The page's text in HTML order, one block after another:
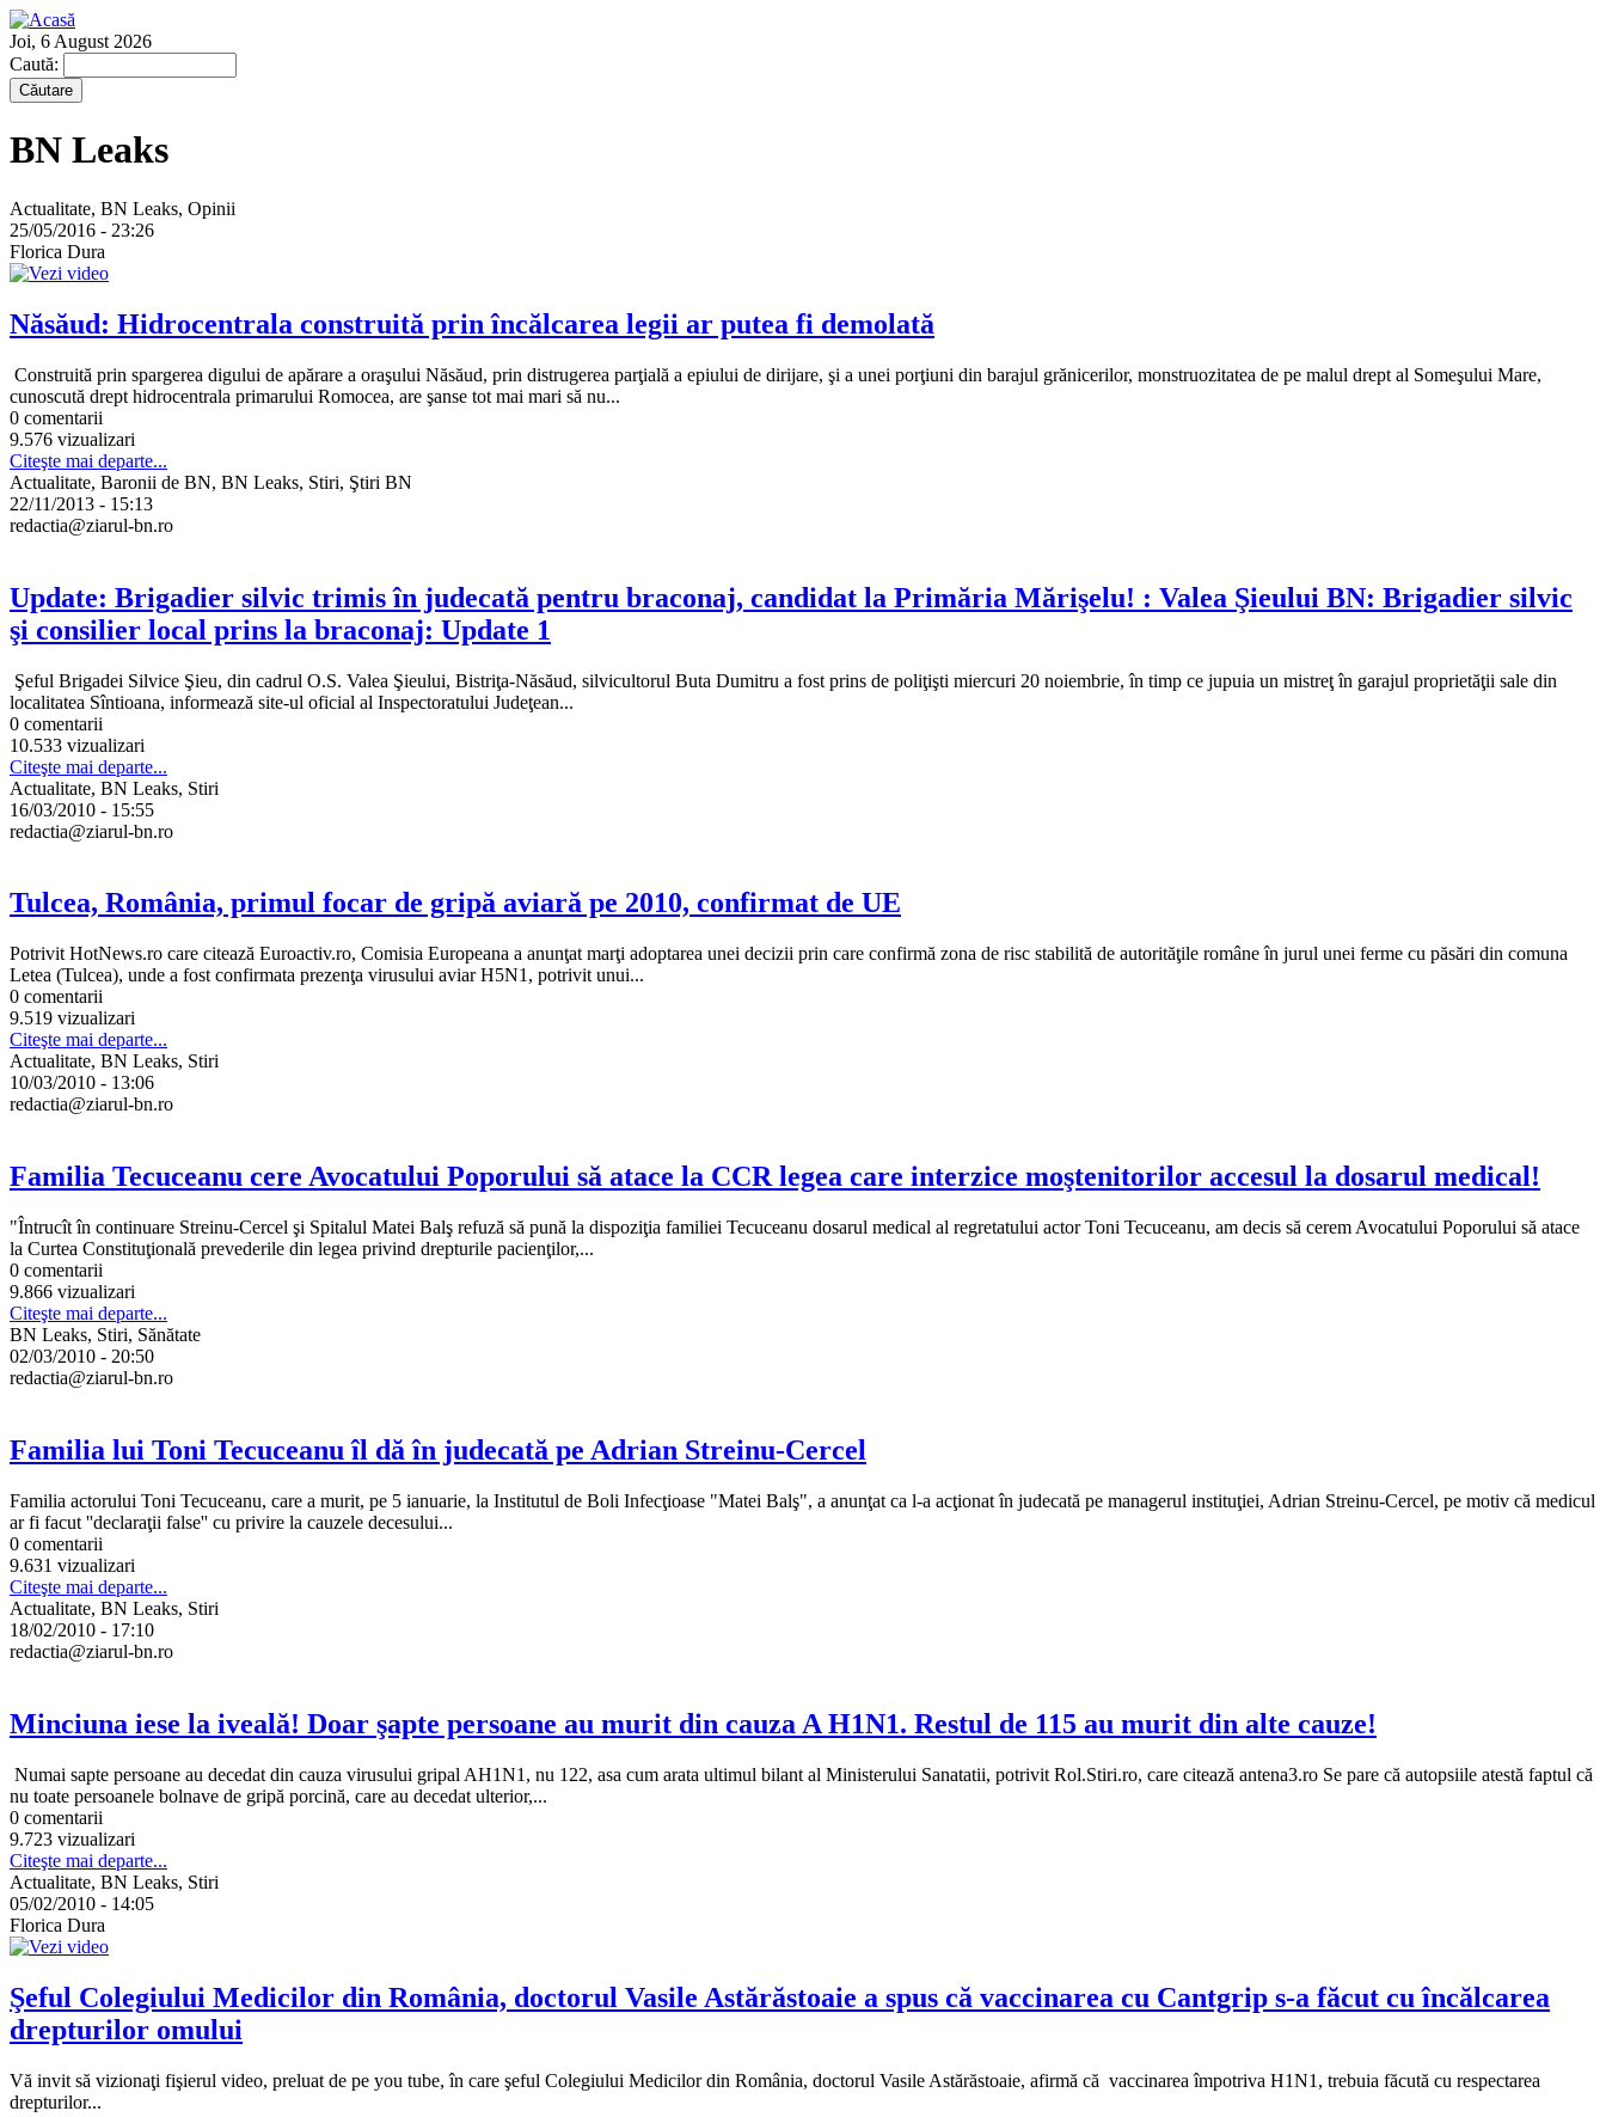
Joi, 6 August 2026
Caută:
BN Leaks
Actualitate, BN Leaks, Opinii
25/05/2016 - 23:26
Florica Dura
Năsăud: Hidrocentrala construită prin încălcarea legii ar putea fi demolată
Construită prin spargerea digului de apărare a oraşului Năsăud, prin distrugerea parţială a epiului de dirijare, şi a unei porţiuni din barajul grănicerilor, monstruozitatea de pe malul drept al Someşului Mare,
cunoscută drept hidrocentrala primarului Romocea, are şanse tot mai mari să nu...
0 comentarii
9.576 vizualizari
Citeşte mai departe...
Actualitate, Baronii de BN, BN Leaks, Stiri, Ştiri BN
22/11/2013 - 15:13
redactia@ziarul-bn.ro
Update: Brigadier silvic trimis în judecată pentru braconaj, candidat la Primăria Mărişelu! : Valea Şieului BN: Brigadier silvic
şi consilier local prins la braconaj: Update 1
Şeful Brigadei Silvice Şieu, din cadrul O.S. Valea Şieului, Bistriţa-Năsăud, silvicultorul Buta Dumitru a fost prins de poliţişti miercuri 20 noiembrie, în timp ce jupuia un mistreţ în garajul proprietăţii sale din
localitatea Sîntioana, informează site-ul oficial al Inspectoratului Judeţean...
0 comentarii
10.533 vizualizari
Citeşte mai departe...
Actualitate, BN Leaks, Stiri
16/03/2010 - 15:55
redactia@ziarul-bn.ro
Tulcea, România, primul focar de gripă aviară pe 2010, confirmat de UE
Potrivit HotNews.ro care citează Euroactiv.ro, Comisia Europeana a anunţat marţi adoptarea unei decizii prin care confirmă zona de risc stabilită de autorităţile române în jurul unei ferme cu păsări din comuna
Letea (Tulcea), unde a fost confirmata prezenţa virusului aviar H5N1, potrivit unui...
0 comentarii
9.519 vizualizari
Citeşte mai departe...
Actualitate, BN Leaks, Stiri
10/03/2010 - 13:06
redactia@ziarul-bn.ro
Familia Tecuceanu cere Avocatului Poporului să atace la CCR legea care interzice moştenitorilor accesul la dosarul medical!
"Întrucît în continuare Streinu-Cercel şi Spitalul Matei Balş refuză să pună la dispoziţia familiei Tecuceanu dosarul medical al regretatului actor Toni Tecuceanu, am decis să cerem Avocatului Poporului să atace
la Curtea Constituţională prevederile din legea privind drepturile pacienţilor,...
0 comentarii
9.866 vizualizari
Citeşte mai departe...
BN Leaks, Stiri, Sănătate
02/03/2010 - 20:50
redactia@ziarul-bn.ro
Familia lui Toni Tecuceanu îl dă în judecată pe Adrian Streinu-Cercel
Familia actorului Toni Tecuceanu, care a murit, pe 5 ianuarie, la Institutul de Boli Infecţioase "Matei Balş", a anunţat ca l-a acţionat în judecată pe managerul instituţiei, Adrian Streinu-Cercel, pe motiv că medicul
ar fi facut ''declaraţii false'' cu privire la cauzele decesului...
0 comentarii
9.631 vizualizari
Citeşte mai departe...
Actualitate, BN Leaks, Stiri
18/02/2010 - 17:10
redactia@ziarul-bn.ro
Minciuna iese la iveală! Doar şapte persoane au murit din cauza A H1N1. Restul de 115 au murit din alte cauze!
Numai sapte persoane au decedat din cauza virusului gripal AH1N1, nu 122, asa cum arata ultimul bilant al Ministerului Sanatatii, potrivit Rol.Stiri.ro, care citează antena3.ro Se pare că autopsiile atestă faptul că
nu toate persoanele bolnave de gripă porcină, care au decedat ulterior,...
0 comentarii
9.723 vizualizari
Citeşte mai departe...
Actualitate, BN Leaks, Stiri
05/02/2010 - 14:05
Florica Dura
Şeful Colegiului Medicilor din România, doctorul Vasile Astărăstoaie a spus că vaccinarea cu Cantgrip s-a făcut cu încălcarea
drepturilor omului
Vă invit să vizionaţi fişierul video, preluat de pe you tube, în care şeful Colegiului Medicilor din România, doctorul Vasile Astărăstoaie, afirmă că vaccinarea împotriva H1N1, trebuia făcută cu respectarea
drepturilor...